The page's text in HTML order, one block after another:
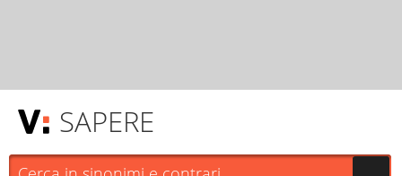
SAPERE